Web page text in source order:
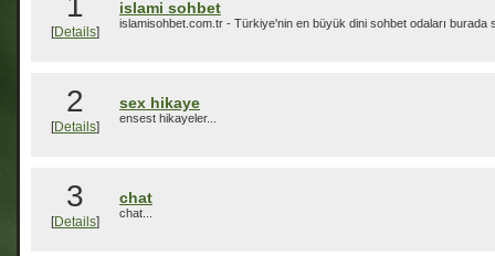
[Details]
islami sohbet
islamisohbet.com.tr - Türkiye'nin en büyük dini sohbet odaları burada
2
[Details]
sex hikaye
ensest hikayeler...
3
[Details]
chat
chat...